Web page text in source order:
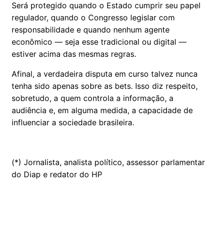
Será protegido quando o Estado cumprir seu papel
regulador, quando o Congresso legislar com
responsabilidade e quando nenhum agente
econômico — seja esse tradicional ou digital —
estiver acima das mesmas regras.
Afinal, a verdadeira disputa em curso talvez nunca
tenha sido apenas sobre as bets. Isso diz respeito,
sobretudo, a quem controla a informação, a
audiência e, em alguma medida, a capacidade de
influenciar a sociedade brasileira.
(*) Jornalista, analista político, assessor parlamentar
do Diap e redator do HP